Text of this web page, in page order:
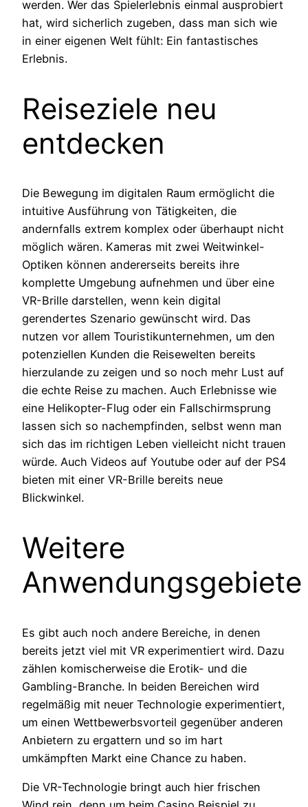
werden. Wer das Spielerlebnis einmal ausprobiert
hat, wird sicherlich zugeben, dass man sich wie
in einer eigenen Welt fühlt: Ein fantastisches
Erlebnis.
Reiseziele neu
entdecken
Die Bewegung im digitalen Raum ermöglicht die
intuitive Ausführung von Tätigkeiten, die
andernfalls extrem komplex oder überhaupt nicht
möglich wären. Kameras mit zwei Weitwinkel-
Optiken können andererseits bereits ihre
komplette Umgebung aufnehmen und über eine
VR-Brille darstellen, wenn kein digital
gerendertes Szenario gewünscht wird. Das
nutzen vor allem Touristikunternehmen, um den
potenziellen Kunden die Reisewelten bereits
hierzulande zu zeigen und so noch mehr Lust auf
die echte Reise zu machen. Auch Erlebnisse wie
eine Helikopter-Flug oder ein Fallschirmsprung
lassen sich so nachempfinden, selbst wenn man
sich das im richtigen Leben vielleicht nicht trauen
würde. Auch Videos auf Youtube oder auf der PS4
bieten mit einer VR-Brille bereits neue
Blickwinkel.
Weitere
Anwendungsgebiete
Es gibt auch noch andere Bereiche, in denen
bereits jetzt viel mit VR experimentiert wird. Dazu
zählen komischerweise die Erotik- und die
Gambling-Branche. In beiden Bereichen wird
regelmäßig mit neuer Technologie experimentiert,
um einen Wettbewerbsvorteil gegenüber anderen
Anbietern zu ergattern und so im hart
umkämpften Markt eine Chance zu haben.
Die VR-Technologie bringt auch hier frischen